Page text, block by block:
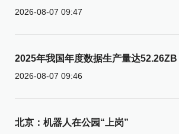
2026-08-07 09:47
2025年我国年度数据生产量达52.26ZB
2026-08-07 09:46
北京：机器人在公园“上岗”